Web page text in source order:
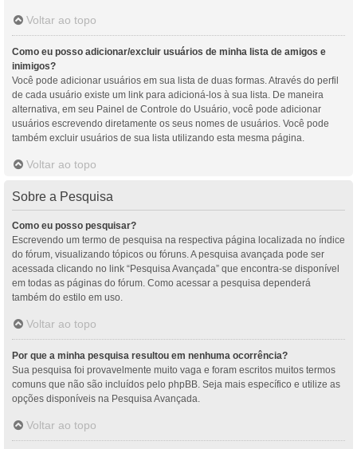
Voltar ao topo
Como eu posso adicionar/excluir usuários de minha lista de amigos e
inimigos?
Você pode adicionar usuários em sua lista de duas formas. Através do perfil
de cada usuário existe um link para adicioná-los à sua lista. De maneira
alternativa, em seu Painel de Controle do Usuário, você pode adicionar
usuários escrevendo diretamente os seus nomes de usuários. Você pode
também excluir usuários de sua lista utilizando esta mesma página.
Voltar ao topo
Sobre a Pesquisa
Como eu posso pesquisar?
Escrevendo um termo de pesquisa na respectiva página localizada no índice
do fórum, visualizando tópicos ou fóruns. A pesquisa avançada pode ser
acessada clicando no link “Pesquisa Avançada” que encontra-se disponível
em todas as páginas do fórum. Como acessar a pesquisa dependerá
também do estilo em uso.
Voltar ao topo
Por que a minha pesquisa resultou em nenhuma ocorrência?
Sua pesquisa foi provavelmente muito vaga e foram escritos muitos termos
comuns que não são incluídos pelo phpBB. Seja mais específico e utilize as
opções disponíveis na Pesquisa Avançada.
Voltar ao topo